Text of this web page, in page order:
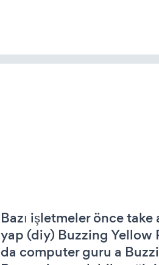
Bazı işletmeler önce
yap (diy) Buzzing Yellow
da computer guru a